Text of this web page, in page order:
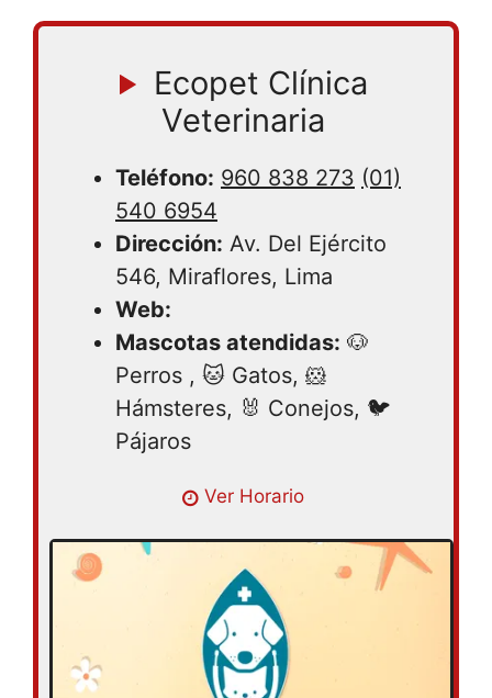
Ecopet Clínica
Veterinaria
Teléfono: 960 838 273 (01)
540 6954
Dirección: Av. Del Ejército
546, Miraflores, Lima
Web:
Mascotas atendidas: 🐶
Perros , 🐱 Gatos, 🐹
Hámsteres, 🐰 Conejos, 🐦
Pájaros
Lunes 09:00AM – 08:00PM | Martes
09:00AM – 08:00PM | Miércoles 09:00AM
– 08:00PM | Jueves 09:00AM – 08:00PM |
Viernes 09:00AM – 08:00PM | Sábado
09:00AM – 08:00PM | Domingo 10:00AM –
Ver Horario